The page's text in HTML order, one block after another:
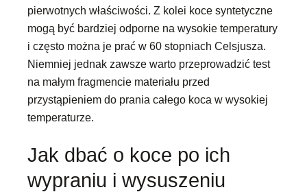
pierwotnych właściwości. Z kolei koce syntetyczne
mogą być bardziej odporne na wysokie temperatury
i często można je prać w 60 stopniach Celsjusza.
Niemniej jednak zawsze warto przeprowadzić test
na małym fragmencie materiału przed
przystąpieniem do prania całego koca w wysokiej
temperaturze.
Jak dbać o koce po ich
wypraniu i wysuszeniu